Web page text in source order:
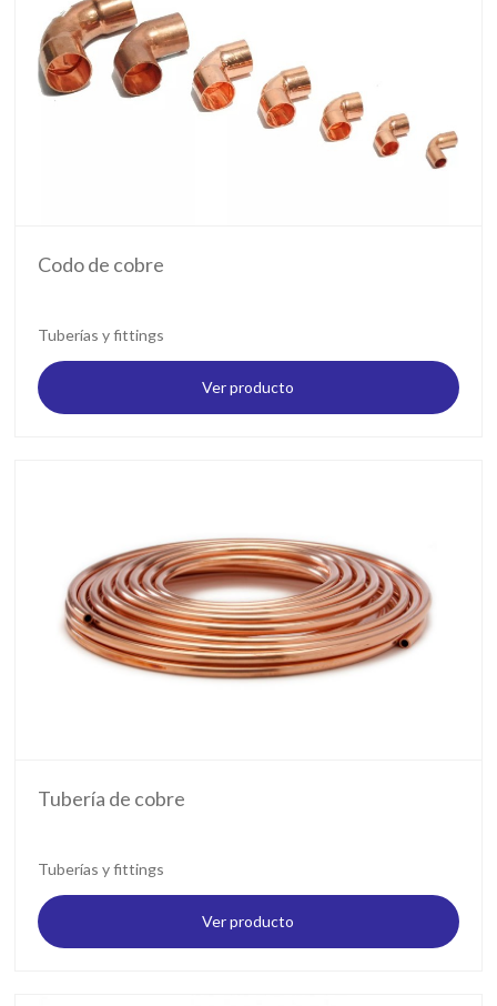
Codo de cobre
Tuberías y fittings
Ver producto
Tubería de cobre
Tuberías y fittings
Ver producto